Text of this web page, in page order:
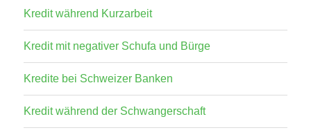
Kredit während Kurzarbeit
Kredit mit negativer Schufa und Bürge
Kredite bei Schweizer Banken
Kredit während der Schwangerschaft